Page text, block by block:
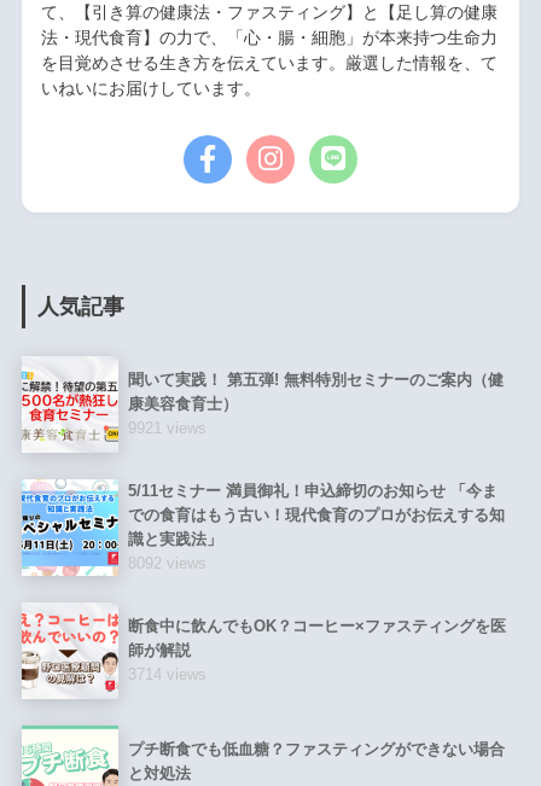
て、【引き算の健康法・ファスティング】と【足し算の健康
法・現代食育】の力で、「心・腸・細胞」が本来持つ生命力
を目覚めさせる生き方を伝えています。厳選した情報を、て
いねいにお届けしています。
人気記事
聞いて実践！ 第五弾! 無料特別セミナーのご案内（健
康美容食育士）
9921 views
5/11セミナー 満員御礼！申込締切のお知らせ 「今ま
での食育はもう古い！現代食育のプロがお伝えする知
識と実践法」
8092 views
断食中に飲んでもOK？コーヒー×ファスティングを医
師が解説
3714 views
プチ断食でも低血糖？ファスティングができない場合
と対処法